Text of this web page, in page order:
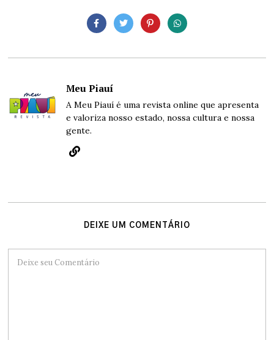
Meu Piauí
A Meu Piauí é uma revista online que apresenta
e valoriza nosso estado, nossa cultura e nossa
gente.
DEIXE UM COMENTÁRIO